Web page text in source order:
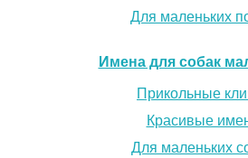
Для маленьких
Имена для собак
Прикольные
Красивые
Для маленьких